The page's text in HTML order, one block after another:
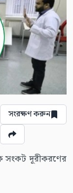
সংরক্ষণ করুন
সংকট দূরীকরণের